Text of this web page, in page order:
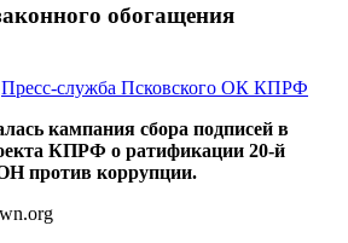
обогащения
Пресс-служба Псковского ОК КПРФ
кампания сбора подписей в
КПРФ о ратификации 20-й
против коррупции.